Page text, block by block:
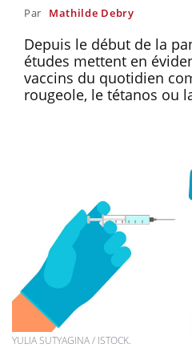
Par Mathilde Debry
Depuis le début de la
études mettent en
vaccins du quotidien
rougeole, le tétanos ou
YULIA SUTYAGINA / ISTOCK.